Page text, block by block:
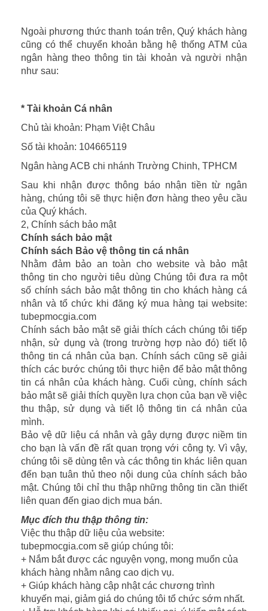
Ngoài phương thức thanh toán trên, Quý khách hàng
cũng có thể chuyển khoản bằng hệ thống ATM của
ngân hàng theo thông tin tài khoản và người nhận
như sau:
* Tài khoản Cá nhân
Chủ tài khoản: Phạm Việt Châu
Số tài khoản: 104665119
Ngân hàng ACB chi nhánh Trường Chinh, TPHCM
Sau khi nhận được thông báo nhận tiền từ ngân
hàng, chúng tôi sẽ thực hiện đơn hàng theo yêu cầu
của Quý khách.
2, Chính sách bảo mật
Chính sách bảo mật
Chính sách Bảo vệ thông tin cá nhân
Nhằm đảm bảo an toàn cho website và bảo mật
thông tin cho người tiêu dùng Chúng tôi đưa ra một
số chính sách bảo mật thông tin cho khách hàng cá
nhân và tổ chức khi đăng ký mua hàng tại website:
tubepmocgia.com
Chính sách bảo mật sẽ giải thích cách chúng tôi tiếp
nhận, sử dụng và (trong trường hợp nào đó) tiết lộ
thông tin cá nhân của bạn. Chính sách cũng sẽ giải
thích các bước chúng tôi thực hiện để bảo mật thông
tin cá nhân của khách hàng. Cuối cùng, chính sách
bảo mật sẽ giải thích quyền lựa chọn của bạn về việc
thu thập, sử dụng và tiết lộ thông tin cá nhân của
mình.
Bảo vệ dữ liệu cá nhân và gây dựng được niềm tin
cho bạn là vấn đề rất quan trọng với công ty. Vì vậy,
chúng tôi sẽ dùng tên và các thông tin khác liên quan
đến bạn tuân thủ theo nội dung của chính sách bảo
mật. Chúng tôi chỉ thu thập những thông tin cần thiết
liên quan đến giao dịch mua bán.
Mục đích thu thập thông tin:
Việc thu thập dữ liệu của website:
tubepmocgia.com sẽ giúp chúng tôi:
+ Nắm bắt được các nguyện vọng, mong muốn của
khách hàng nhằm nâng cao dịch vụ.
+ Giúp khách hàng cập nhật các chương trình
khuyến mại, giảm giá do chúng tôi tổ chức sớm nhất.